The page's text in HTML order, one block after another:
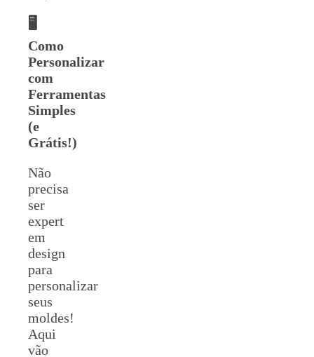
🖥️
Como
Personalizar
com
Ferramentas
Simples
(e
Grátis!)
Não
precisa
ser
expert
em
design
para
personalizar
seus
moldes!
Aqui
vão